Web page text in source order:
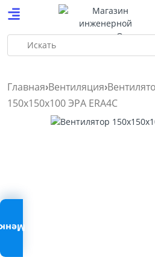
Искать
Главная Вентиляция
150х150х100 ЭРА ERA4C